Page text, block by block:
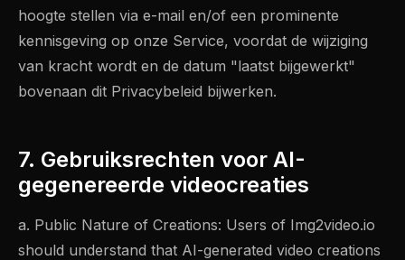
hoogte stellen via e-mail en/of een prominente
kennisgeving op onze Service, voordat de wijziging
van kracht wordt en de datum "laatst bijgewerkt"
bovenaan dit Privacybeleid bijwerken.
7. Gebruiksrechten voor AI-
gegenereerde videocreaties
a. Public Nature of Creations: Users of Img2video.io
should understand that AI-generated video creations